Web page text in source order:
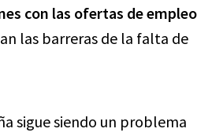
con las ofertas de empleo
las barreras de la falta de
sigue siendo un problema